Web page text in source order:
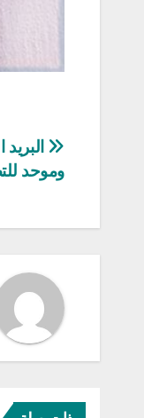
تصفّح
وموحد